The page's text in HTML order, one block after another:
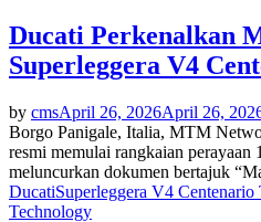
Ducati Perkenalkan
Superleggera V4
by cmsApril 26, 2026April 26,
Borgo Panigale, Italia, MTM
resmi memulai rangkaian perayaan
meluncurkan dokumen bertajuk
DucatiSuperleggera V4 Centenario
Technology